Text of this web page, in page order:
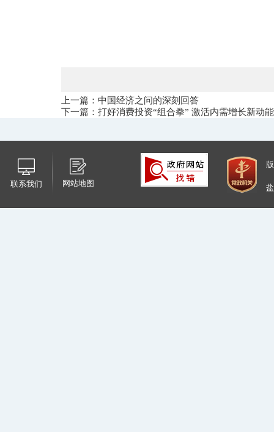
上一篇：​中国经济之问的深刻回答
下一篇：​打好消费投资“组合拳” 激活内需增长新动能
联系我们 网站地图